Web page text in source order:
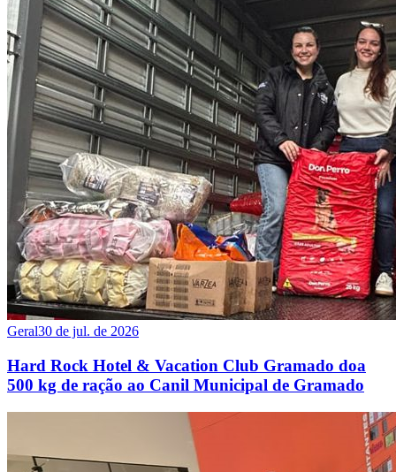
Geral30 de jul. de 2026
Hard Rock Hotel & Vacation Club Gramado doa
500 kg de ração ao Canil Municipal de Gramado